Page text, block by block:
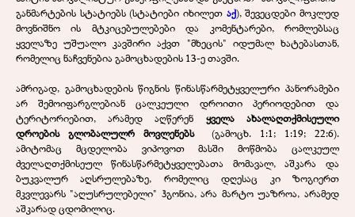
განმარტების სტატიებს (სტატიები იხილეთ აქ), შევეცდები მოკლედ
მოვნიშნო ის მტკიცებულებები და კომენტარები, რომლებსაც
ყველაზე უშუალო კავშირი აქვთ "მხეცის" იდუმალ ხატებასთან,
რომელიც ნაჩვენებია გამოცხადების 13-ე თავში.
ამრიგად, გამოცხადების წიგნის წინასწარმეტყველური პანორამები
არ შემოიფარგლებიან ცალკეული დროითი პერიოდებით და
ტერიტორიებით, არამედ აღწერენ ყველა ახალაღთქმისეული
დროების გლობალულრ მოვლენებს (გამოცხ. 1:1; 1:19; 22:6).
ამიტომაც მცდელობა ვიპოვოთ მასში მოწმობა ცალკეულ
ძველაღთქმისეულ წინასწარმეტყველებათა მომავალ, აშკარა და
ბუკვალურ აღსრულებაზე, რომელიც დღესაც კი ზოგიერთ
მკვლევარს "აღუსრულებელი" ჰგონია, არა მარტო უაზროა, არამედ
აშკარად ცდომილიც.